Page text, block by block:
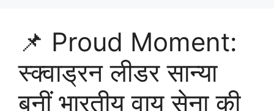
📌 Proud Moment:
स्क्वाड्रन लीडर सान्या
बनीं भारतीय वायु सेना की